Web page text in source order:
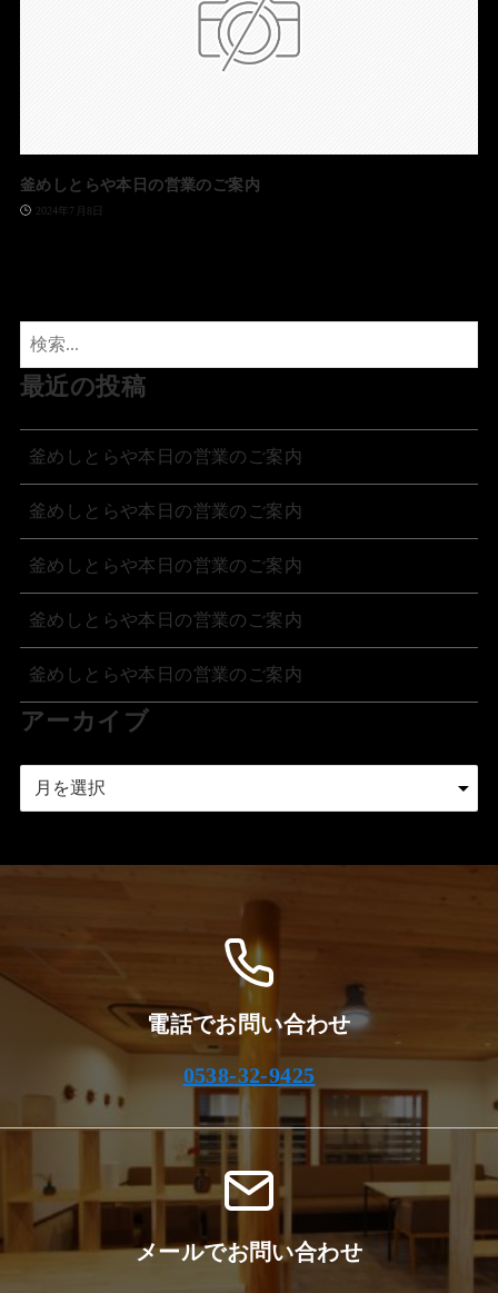
釜めしとらや本日の営業のご案内
2024年7月8日
最近の投稿
釜めしとらや本日の営業のご案内
釜めしとらや本日の営業のご案内
釜めしとらや本日の営業のご案内
釜めしとらや本日の営業のご案内
釜めしとらや本日の営業のご案内
アーカイブ
電話でお問い合わせ
0538-32-9425
メールでお問い合わせ